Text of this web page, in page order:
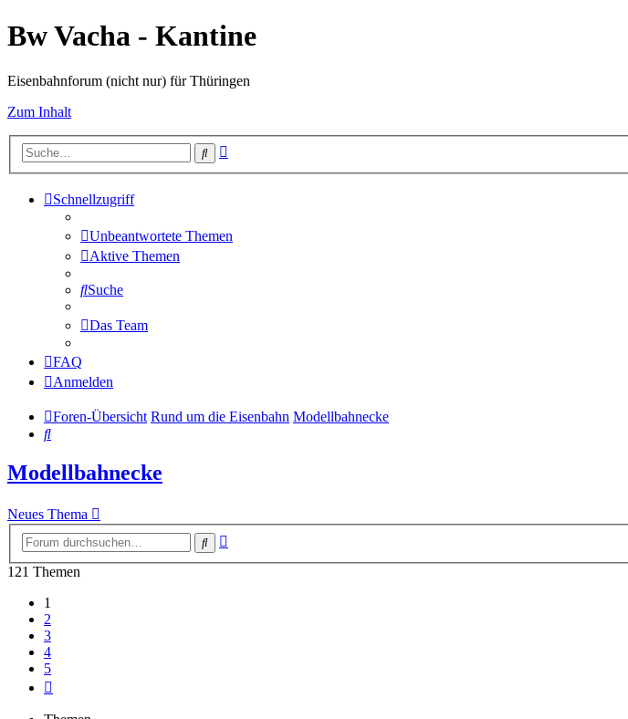
Bw Vacha - Kantine
Eisenbahnforum (nicht nur) für Thüringen
Zum Inhalt
Suche
Schnellzugriff
Unbeantwortete Themen
Aktive Themen
Suche
Das Team
FAQ
Anmelden
Foren-Übersicht Rund um die Eisenbahn Modellbahnecke
Suche
Modellbahnecke
Neues Thema
Suche
121 Themen
1
2
3
4
5